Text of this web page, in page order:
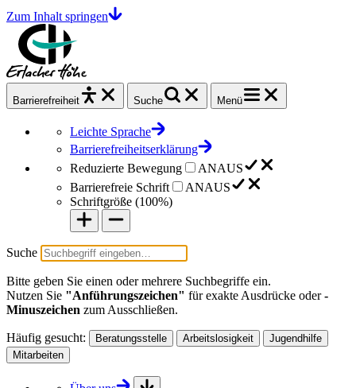
Zum Inhalt springen
Barrierefrei heit Suche Menü
Leichte Sprache
Barrierefreiheitserklärung
Reduzierte Bewegung
ANAUS
Barrierefreie Schrift
ANAUS
Schriftgröße (100%)
Suche
Bitte geben Sie einen oder mehrere Suchbegriffe ein.
Nutzen Sie "Anführungszeichen" für exakte Ausdrücke oder-
Minuszeichen zum Ausschließen.
Häufig gesucht: Beratungsstelle Arbeitslosigkeit
Jugendhilfe
Mitarbeiten